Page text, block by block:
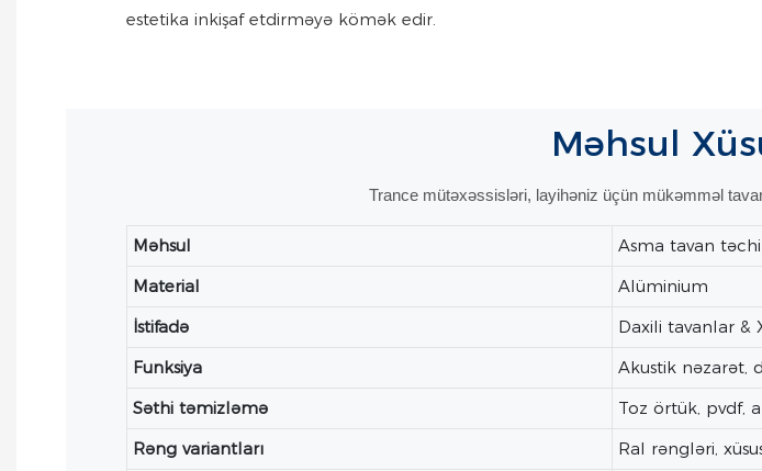
estetika inkişaf etdirməyə kömək edir.
Məhsul
Trance mütəxəssisləri, layihəniz üçün mükəmməl
Məhsul
Asma tavan
Material
Alüminium
İstifadə
Daxili tavanlar &
Funksiya
Akustik nəzarət,
Səthi təmizləmə
Toz örtük, pvdf,
Rəng variantları
Ral rəngləri,